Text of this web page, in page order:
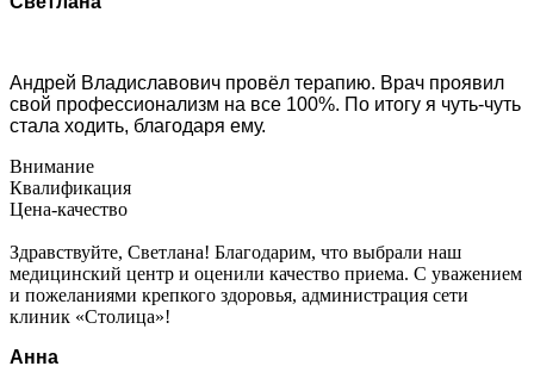
Андрей Владиславович провёл терапию. Врач проявил
свой профессионализм на все 100%. По итогу я чуть-чуть
стала ходить, благодаря ему.
Внимание
Квалификация
Цена-качество
Здравствуйте, Светлана! Благодарим, что выбрали наш
медицинский центр и оценили качество приема. С уважением
и пожеланиями крепкого здоровья, администрация сети
клиник «Столица»!
Анна